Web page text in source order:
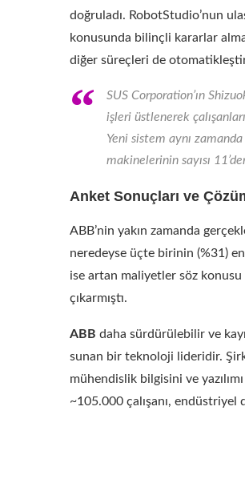
doğruladı. RobotStudio’nun
konusunda bilinçli kararlar
diğer süreçleri de
SUS Corporation’ın
işleri üstlenerek
Yeni sistem aynı
makinelerinin sayısı
Anket Sonuçları ve
ABB’nin yakın zamanda
neredeyse üçte birinin (%31)
ise artan maliyetler söz konusu
çıkarmıştı.
ABB daha sürdürülebilir ve
sunan bir teknoloji lideridir.
mühendislik bilgisini ve
~105.000 çalışanı, endüstriyel